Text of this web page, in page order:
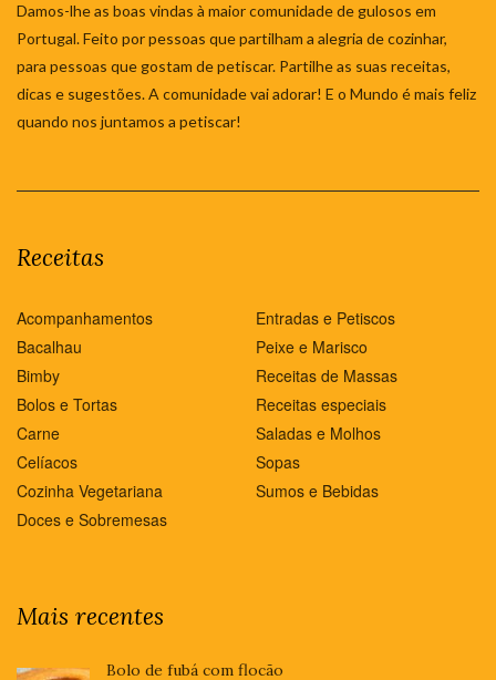
Damos-lhe as boas vindas à maior comunidade de gulosos em
Portugal. Feito por pessoas que partilham a alegria de cozinhar,
para pessoas que gostam de petiscar. Partilhe as suas receitas,
dicas e sugestões. A comunidade vai adorar! E o Mundo é mais feliz
quando nos juntamos a petiscar!
Receitas
Acompanhamentos
Bacalhau
Bimby
Bolos e Tortas
Carne
Celíacos
Cozinha Vegetariana
Doces e Sobremesas
Entradas e Petiscos
Peixe e Marisco
Receitas de Massas
Receitas especiais
Saladas e Molhos
Sopas
Sumos e Bebidas
Mais recentes
Bolo de fubá com flocão